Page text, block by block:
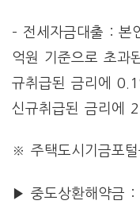
– 전세자금대출 : 본
억원 기준으로 초과
규취급된 금리에
신규취급된 금리에
※ 주택도시기금포
▶ 중도상환해약금 :